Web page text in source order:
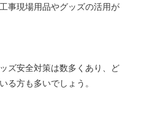
事現場用品やグッズの活用が
ズ安全対策は数多くあり、ど
る方も多いでしょう。